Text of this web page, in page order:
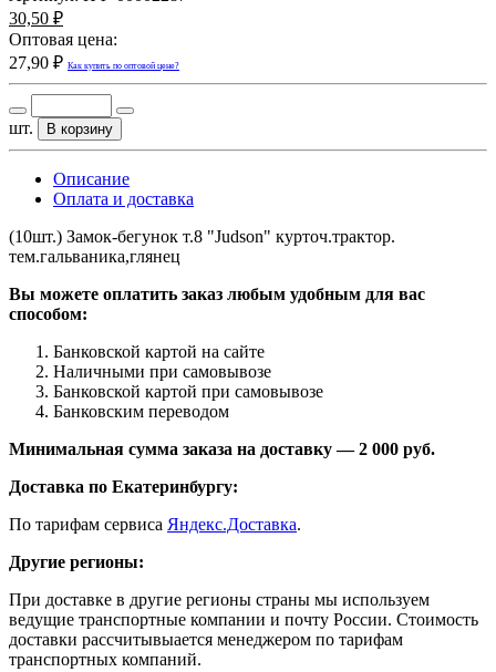
30,50 ₽
Оптовая цена:
27,90 ₽ Как купить по оптовой цене?
шт. В корзину
Описание
Оплата и доставка
(10шт.) Замок-бегунок т.8 "Judson" курточ.трактор.
тем.гальваника,глянец
Вы можете оплатить заказ любым удобным для вас
способом:
Банковской картой на сайте
Наличными при самовывозе
Банковской картой при самовывозе
Банковским переводом
Минимальная сумма заказа на доставку — 2 000 руб.
Доставка по Екатеринбургу:
По тарифам сервиса Яндекс.Доставка.
Другие регионы:
При доставке в другие регионы страны мы используем
ведущие транспортные компании и почту России. Стоимость
доставки рассчитывыается менеджером по тарифам
транспортных компаний.